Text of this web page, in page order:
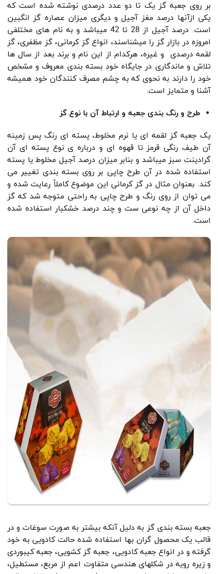
بر روی جعبه گز یک تا دو عدد درصدی نوشته شده است که
یکی ازآنها درصد مغز آجیل و دیگری میزان عصاره گز انگبین
است. درصد آجیل از 28 تا 42 میباشد و به نام های مختلفی
امروزه در بازار گز را میشناسند، انواع گز کرمانی، گز مظفری، گز
لقمه درصدی و غیره، هرکدام از این نام و برند بعد از سال ها
تلاش و ماندگاری در جایگاه خود بسته بندی معروف و مشخص
خود را دارند به نحوی که به چشم مصرف کنندگان خود همیشه
آشنا و متمایز است.
طرح و رنگ بندی جعبه و ارتباط آن با نوع گز
یک جعبه گز لقمه ای یا نرم مخلوط، پسته ای رنگ پس زمینه
آن طیف رنگی قرمز تا قهوه ای و درباره ی نوع پسته ای آن
گرادینت سبز میباشد و بنابر میزان درصد آجیل مخلوط یا پسته
استفاده شده در آن طرح چاپی بر روی بسته بندی تغییر می
کند. بعنوان مثال در گز کرمانی این موضوع کاملاً رعایت شده و
می توان از روی رنگ و طرح چاپی به راحتی متوجه شد که گز
داخل آن از چه نوعی ست و چند درصد خشکبار استفاده شده
است.
جعبه بسته بندی گز به دلیل آنکه بیشتر به صورت سوغات و در
قالب یک محصول گران بها استفاده شده حالت کادویی به خود
گرفته و در انواع جعبه کادویی، جعبه گز کشویی، جعبه کیبوردی
و زیره رویه در شکلهای هندسی متفاوت اعم از مربع، مستطیل،